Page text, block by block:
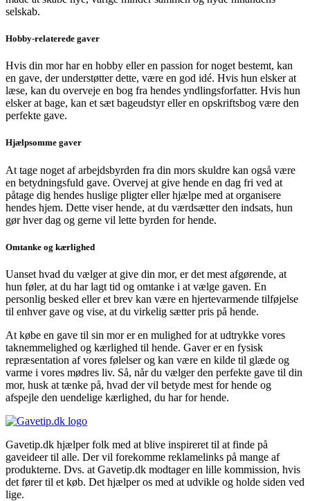
selskab.
Hobby-relaterede gaver
Hvis din mor har en hobby eller en passion for noget bestemt, kan
en gave, der understøtter dette, være en god idé. Hvis hun elsker at
læse, kan du overveje en bog fra hendes yndlingsforfatter. Hvis hun
elsker at bage, kan et sæt bageudstyr eller en opskriftsbog være den
perfekte gave.
Hjælpsomme gaver
At tage noget af arbejdsbyrden fra din mors skuldre kan også være
en betydningsfuld gave. Overvej at give hende en dag fri ved at
påtage dig hendes huslige pligter eller hjælpe med at organisere
hendes hjem. Dette viser hende, at du værdsætter den indsats, hun
gør hver dag og gerne vil lette byrden for hende.
Omtanke og kærlighed
Uanset hvad du vælger at give din mor, er det mest afgørende, at
hun føler, at du har lagt tid og omtanke i at vælge gaven. En
personlig besked eller et brev kan være en hjertevarmende tilføjelse
til enhver gave og vise, at du virkelig sætter pris på hende.
At købe en gave til sin mor er en mulighed for at udtrykke vores
taknemmelighed og kærlighed til hende. Gaver er en fysisk
repræsentation af vores følelser og kan være en kilde til glæde og
varme i vores mødres liv. Så, når du vælger den perfekte gave til din
mor, husk at tænke på, hvad der vil betyde mest for hende og
afspejle den uendelige kærlighed, du har for hende.
Gavetip.dk hjælper folk med at blive inspireret til at finde på
gaveideer til alle. Der vil forekomme reklamelinks på mange af
produkterne. Dvs. at Gavetip.dk modtager en lille kommission, hvis
det fører til et køb. Det hjælper os med at udvikle og holde siden ved
lige.